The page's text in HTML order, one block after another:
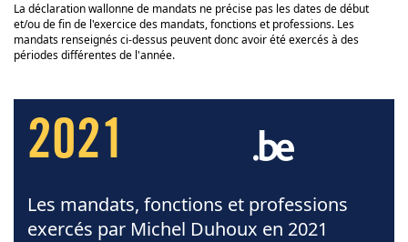
La déclaration wallonne de mandats ne précise pas les dates de début
et/ou de fin de l'exercice des mandats, fonctions et professions. Les
mandats renseignés ci-dessus peuvent donc avoir été exercés à des
périodes différentes de l'année.
2021
Les mandats, fonctions et professions
exercés par Michel Duhoux en 2021